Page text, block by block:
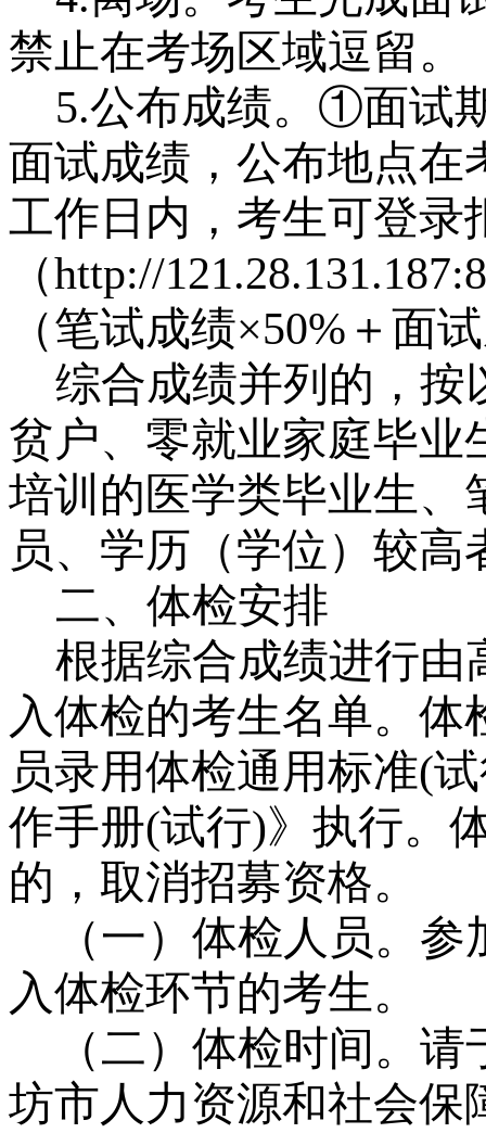
禁止在考场区域逗留。
5.公布成绩。①面试
面试成绩，公布地点
工作日内，考生可登录
（http://
（笔试成绩×50%＋面
综合成绩并列的，按
贫户、零就业家庭毕业
培训的医学类毕业生、
员、学历（学位）较高
二、体检安排
根据综合成绩进行由
入体检的考生名单。
员录用体检通用标准(
作手册(试行)》执行。
的，取消招募资格。
（一）体检人员。
入体检环节的考生。
（二）体检时间。请
坊市人力资源和社会保